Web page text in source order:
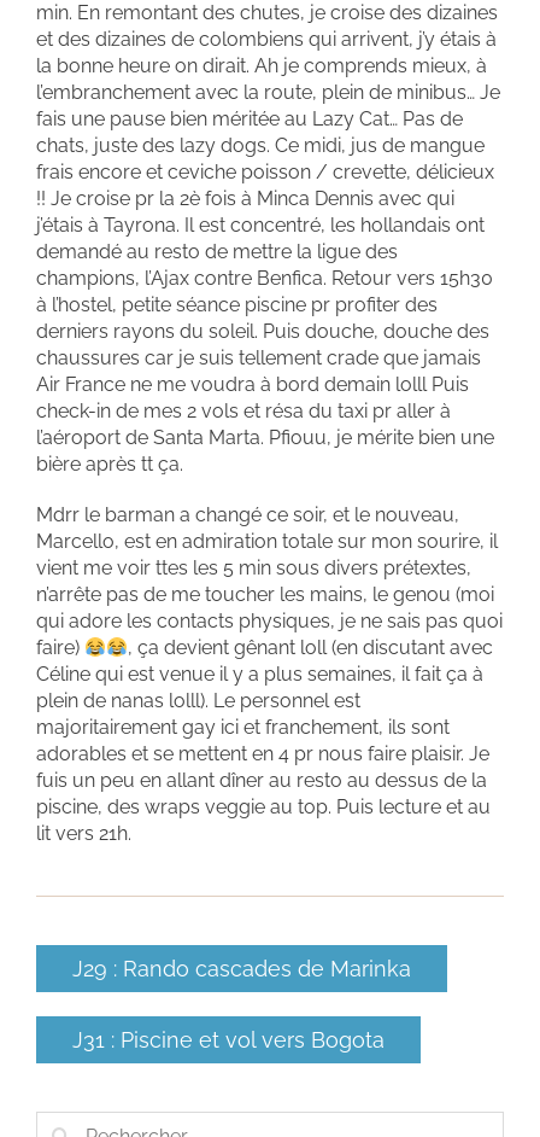
min. En remontant des chutes, je croise des dizaines
et des dizaines de colombiens qui arrivent, j’y étais à
la bonne heure on dirait. Ah je comprends mieux, à
l’embranchement avec la route, plein de minibus… Je
fais une pause bien méritée au Lazy Cat… Pas de
chats, juste des lazy dogs. Ce midi, jus de mangue
frais encore et ceviche poisson / crevette, délicieux
!! Je croise pr la 2è fois à Minca Dennis avec qui
j’étais à Tayrona. Il est concentré, les hollandais ont
demandé au resto de mettre la ligue des
champions, l’Ajax contre Benfica. Retour vers 15h30
à l’hostel, petite séance piscine pr profiter des
derniers rayons du soleil. Puis douche, douche des
chaussures car je suis tellement crade que jamais
Air France ne me voudra à bord demain lolll Puis
check-in de mes 2 vols et résa du taxi pr aller à
l’aéroport de Santa Marta. Pfiouu, je mérite bien une
bière après tt ça.
Mdrr le barman a changé ce soir, et le nouveau,
Marcello, est en admiration totale sur mon sourire, il
vient me voir ttes les 5 min sous divers prétextes,
n’arrête pas de me toucher les mains, le genou (moi
qui adore les contacts physiques, je ne sais pas quoi
faire)
, ça devient gênant loll (en discutant avec
Céline qui est venue il y a plus semaines, il fait ça à
plein de nanas lolll). Le personnel est
majoritairement gay ici et franchement, ils sont
adorables et se mettent en 4 pr nous faire plaisir. Je
fuis un peu en allant dîner au resto au dessus de la
piscine, des wraps veggie au top. Puis lecture et au
lit vers 21h.
J29 : Rando cascades de Marinka
J31 : Piscine et vol vers Bogota
Rechercher: